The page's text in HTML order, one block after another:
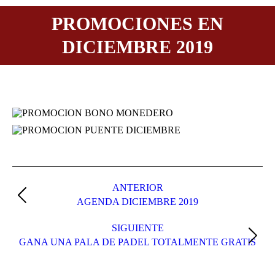
PROMOCIONES EN
DICIEMBRE 2019
entre
publicaciones
ANTERIOR
Publicación
AGENDA DICIEMBRE 2019
SIGUIENTE
Publicación
GANA UNA PALA DE PADEL TOTALMENTE GRATIS